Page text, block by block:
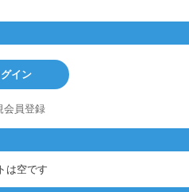
グイン
会員登録
は空です